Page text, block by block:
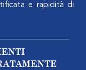
e rapidità di